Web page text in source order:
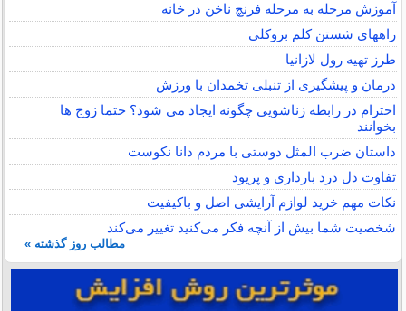
آموزش مرحله به مرحله فرنچ ناخن در خانه
راههای شستن کلم بروکلی
طرز تهیه رول لازانیا
درمان و پیشگیری از تنبلی تخمدان با ورزش
احترام در رابطه زناشویی چگونه ایجاد می شود؟ حتما زوج ها
بخوانند
داستان ضرب المثل دوستی با مردم دانا نكوست
تفاوت دل درد بارداری و پریود
نکات مهم خرید لوازم آرایشی اصل و باکیفیت
شخصیت شما بیش از آنچه فکر می‌کنید تغییر می‌کند
مطالب روز گذشته »